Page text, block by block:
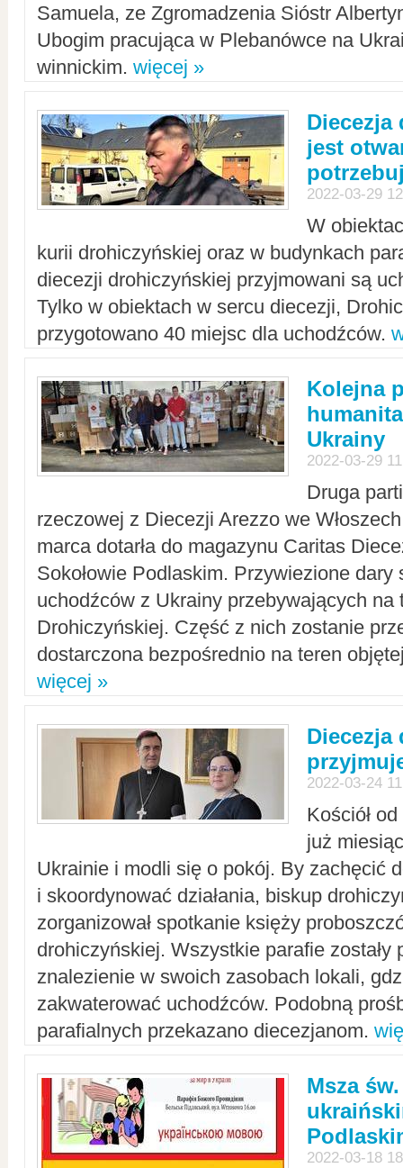
Samuela, ze Zgromadzenia Sióstr
Ubogim pracująca w Plebanówce na
winnickim. więcej »
Diecezja
jest
2022-03-29
W
kurii drohiczyńskiej oraz w budynkach
diecezji drohiczyńskiej przyjmowani są
Tylko w obiektach w sercu diecezji,
przygotowano 40 miejsc dla uchodźców.
Kolejna
Ukrainy
2022-03-29
Druga
rzeczowej z Diecezji Arezzo we
marca dotarła do magazynu Caritas
Sokołowie Podlaskim. Przywiezione dary
uchodźców z Ukrainy przebywających na
Drohiczyńskiej. Część z nich zostanie
dostarczona bezpośrednio na teren
więcej »
Diecezja
2022-03-24
Kościół
już
Ukrainie i modli się o pokój. By zachęcić
i skoordynować działania, biskup
zorganizował spotkanie księży
drohiczyńskiej. Wszystkie parafie zostały
znalezienie w swoich zasobach lokali,
zakwaterować uchodźców. Podobną
parafialnych przekazano diecezjanom.
Msza
2022-03-18